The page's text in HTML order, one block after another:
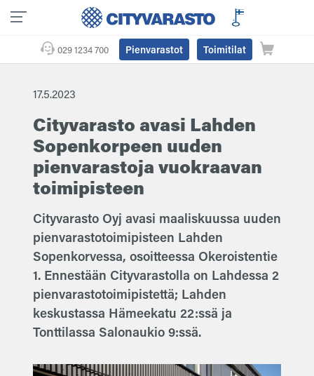
029 1234 700 Pienvarastot Toimitilat
17.5.2023
Cityvarasto avasi Lahden
Sopenkorpeen uuden
pienvarastoja vuokraavan
toimipisteen
Cityvarasto Oyj avasi maaliskuussa uuden
pienvarastotoimipisteen Lahden
Sopenkorvessa, osoitteessa Okeroistentie
1. Ennestään Cityvarastolla on Lahdessa 2
pienvarastotoimipistettä; Lahden
keskustassa Hämeekatu 22:ssä ja
Tonttilassa Salonaukio 9:ssä.